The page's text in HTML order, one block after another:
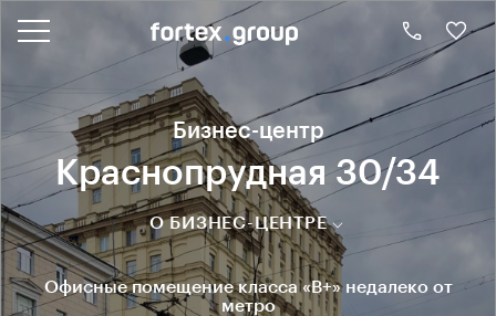
Бизнес-центр
Краснопрудная 30/34
О БИЗНЕС-ЦЕНТРЕ
Офисные помещение класса «B+» недалеко от
метро